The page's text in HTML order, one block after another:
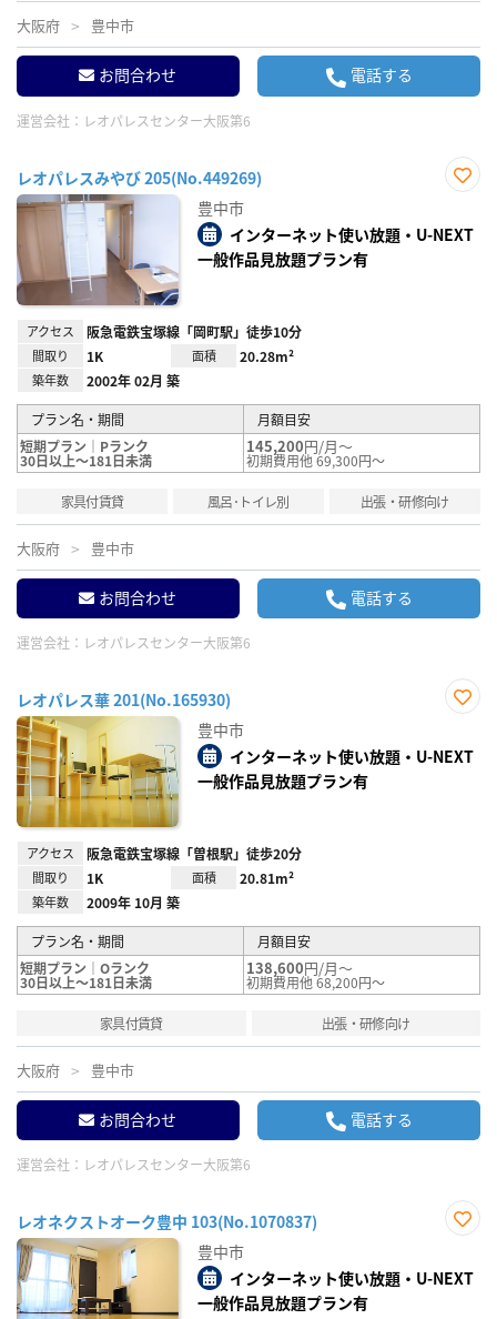
大阪府 豊中市
お問合わせ 電話する
運営会社： レオパレスセンター大阪第6
レオパレスみやび 205(No.449269)
り登
録
豊中市
インターネット使い放題・U-NEXT
一般作品見放題プラン有
アクセス 阪急電鉄宝塚線「岡町駅」徒歩10分
間取り 1K 面積 20.28m²
築年数 2002年 02月 築
プラン名・期間
月額目安
短期プラン｜Pランク
30日以上～181日未満
145,200円/月～
初期費用他 69,300円～
家具付賃貸 風呂･トイレ別 出張・研修向け
大阪府 豊中市
お問合わせ 電話する
運営会社： レオパレスセンター大阪第6
レオパレス華 201(No.165930)
り登
録
豊中市
インターネット使い放題・U-NEXT
一般作品見放題プラン有
アクセス 阪急電鉄宝塚線「曽根駅」徒歩20分
間取り 1K 面積 20.81m²
築年数 2009年 10月 築
プラン名・期間
月額目安
短期プラン｜Oランク
30日以上～181日未満
138,600円/月～
初期費用他 68,200円～
家具付賃貸 出張・研修向け
大阪府 豊中市
お問合わせ 電話する
運営会社： レオパレスセンター大阪第6
レオネクストオーク豊中 103(No.1070837)
り登
録
豊中市
インターネット使い放題・U-NEXT
一般作品見放題プラン有